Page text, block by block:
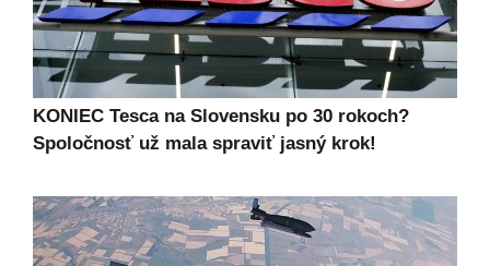
KONIEC Tesca na Slovensku po 30 rokoch?
Spoločnosť už mala spraviť jasný krok!